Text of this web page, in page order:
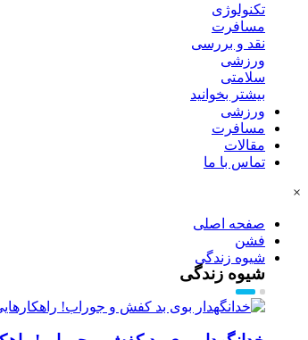
تکنولوژی
مسافرت
نقد و بررسی
ورزشی
سلامتی
بیشتر بخوانید
ورزشی
مسافرت
مقالات
تماس با ما
×
صفحه اصلی
فشن
شیوه زندگی
شیوه زندگی